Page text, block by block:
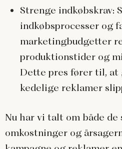
Strenge indkøbskrav:
indkøbsprocesser og
marketingbudgetter
produktionstider og
Dette pres fører til, at
kedelige reklamer
Nu har vi talt om både de
omkostninger og